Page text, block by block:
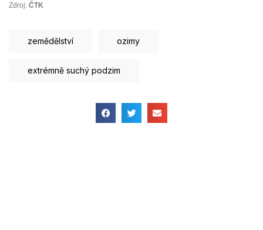
Zdroj: ČTK
zemědělství ozimy
extrémně suchý podzim